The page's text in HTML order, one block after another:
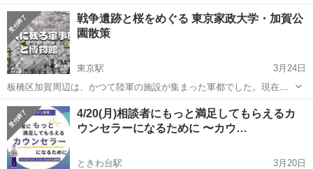
て歩き出せる たった30分で人生が変わる？！ オンライン 「パーソナ
ル診断」体験会 上級心理カウンセラーが あなたの過去・現在・未来を
紐解き、真の姿...
東京 板橋区 ときわ台駅 その他 心理
戦争遺跡と桜をめぐる 東京家政大学・加賀公
園散策
東京駅
3月24日
板橋区加賀周辺は、かつて陸軍の施設が集まった軍都でした。現在の
東京家政大学周辺にも、戦時中の研究施設や防空関連の遺構が残され
ています。加賀公園には弾薬庫跡などが保存され、戦争の記憶を今に
伝えています。春の桜の下で、穏やかな風...
東京 板橋区 東京駅 その他
4/20(月)相談者にもっと満足してもらえるカ
ウンセラーになるために 〜カウ…
ときわ台駅
3月20日